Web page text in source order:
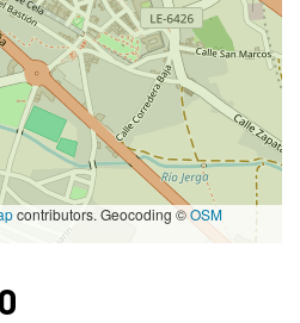
contributors. Geocoding ©OSM